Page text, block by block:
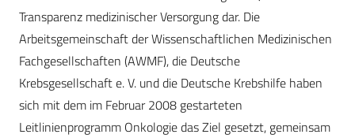
Transparenz medizinischer Versorgung dar. Die
Arbeitsgemeinschaft der Wissenschaftlichen Medizinischen
Fachgesellschaften (AWMF), die Deutsche
Krebsgesellschaft e. V. und die Deutsche Krebshilfe haben
sich mit dem im Februar 2008 gestarteten
Leitlinienprogramm Onkologie das Ziel gesetzt, gemeinsam